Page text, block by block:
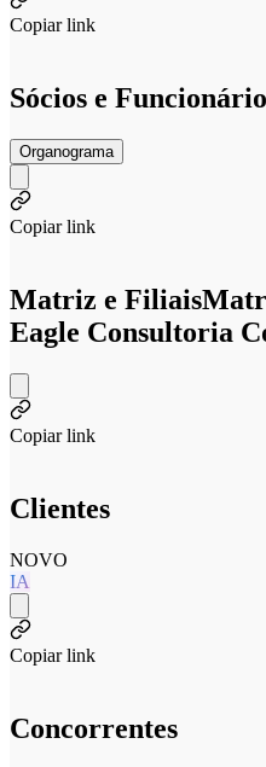
Copiar link
Sócios e
Organograma
Copiar link
Matriz e Filiais
Eagle Consultoria
Copiar link
Clientes
NOVO
IA
Copiar link
Concorrentes